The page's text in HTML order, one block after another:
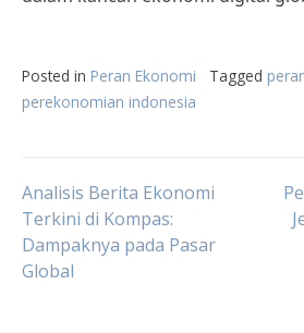
Posted in Peran Ekonomi Tagged
perekonomian indonesia
Post
navigation
Analisis Berita Ekonomi
Terkini di Kompas:
Dampaknya pada Pasar
Global